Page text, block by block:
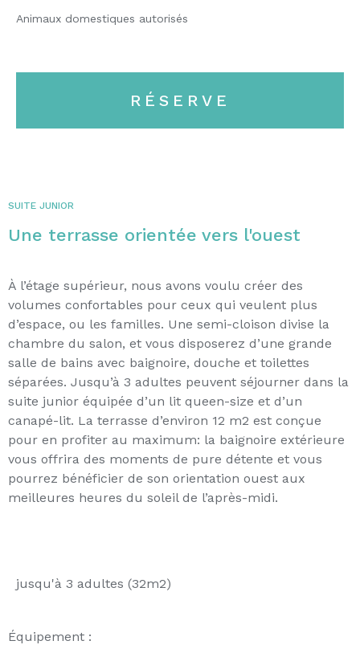
Animaux domestiques autorisés
RÉSERVE
SUITE JUNIOR
Une terrasse orientée vers l'ouest
À l’étage supérieur, nous avons voulu créer des
volumes confortables pour ceux qui veulent plus
d’espace, ou les familles. Une semi-cloison divise la
chambre du salon, et vous disposerez d’une grande
salle de bains avec baignoire, douche et toilettes
séparées. Jusqu’à 3 adultes peuvent séjourner dans la
suite junior équipée d’un lit queen-size et d’un
canapé-lit. La terrasse d’environ 12 m2 est conçue
pour en profiter au maximum: la baignoire extérieure
vous offrira des moments de pure détente et vous
pourrez bénéficier de son orientation ouest aux
meilleures heures du soleil de l’après-midi.
jusqu'à 3 adultes (32m2)
Équipement :